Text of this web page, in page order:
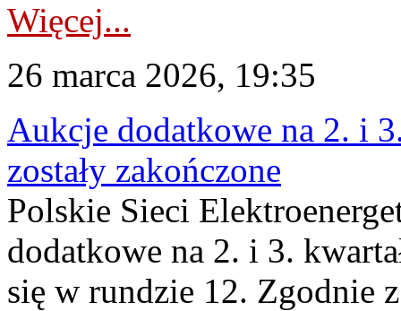
Więcej...
26 marca 2026, 19:35
Aukcje dodatkowe na 2. i
zostały zakończone
Polskie Sieci
dodatkowe na 2. i 3.
się w rundzie 12. Zgodnie